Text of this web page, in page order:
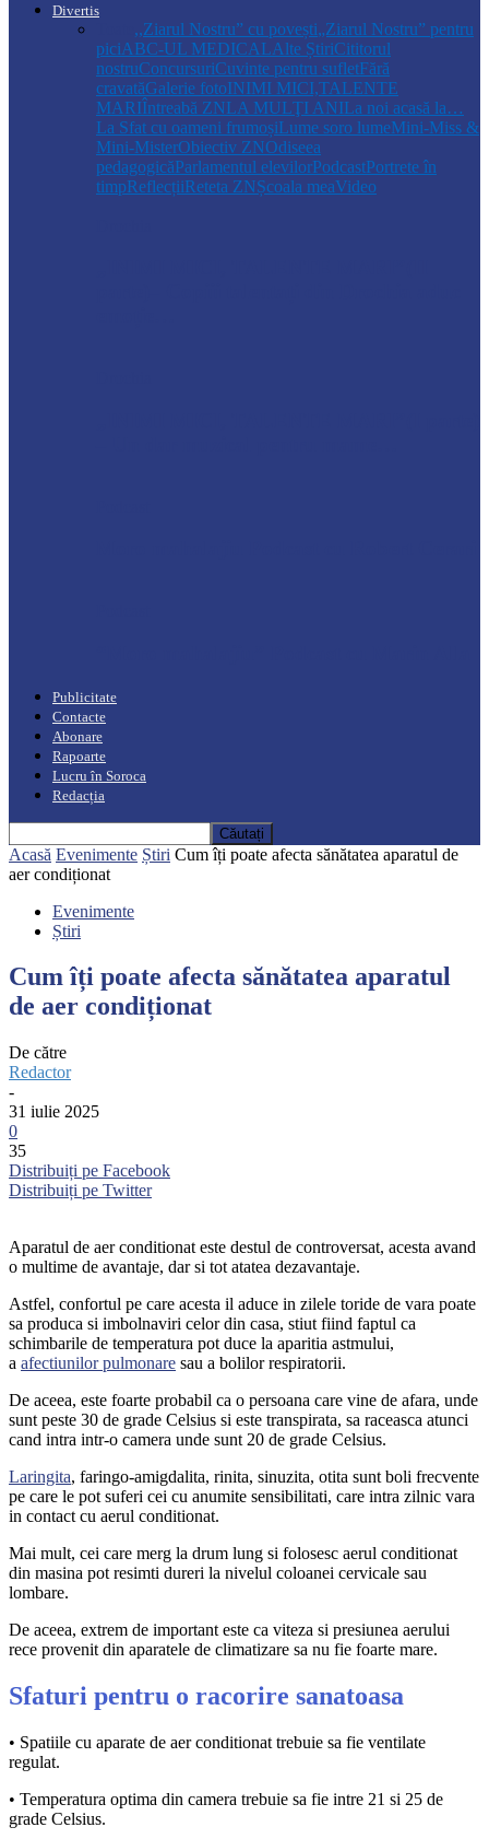
Divertis
,,Ziarul Nostru” cu povești„Ziarul Nostru” pentru
piciABC-UL MEDICALAlte ȘtiriCititorul
nostruConcursuriCuvinte pentru sufletFără
cravatăGalerie fotoINIMI MICI,TALENTE
MARIÎntreabă ZNLA MULŢI ANILa noi acasă la…
La Sfat cu oameni frumoșiLume soro lumeMini-Miss &
Mini-MisterObiectiv ZNOdiseea
pedagogicăParlamentul elevilorPodcastPortrete în
timpReflecțiiReteta ZNȘcoala meaVideo
Publicitate
Contacte
Abonare
Rapoarte
Lucru în Soroca
Redacția
Acasă Evenimente Știri Cum îți poate afecta sănătatea aparatul de
aer condiționat
Evenimente
Știri
Cum îți poate afecta sănătatea aparatul
de aer condiționat
De către
Redactor
-
31 iulie 2025
0
35
Distribuiți pe Facebook
Distribuiți pe Twitter
Aparatul de aer conditionat este destul de controversat, acesta avand
o multime de avantaje, dar si tot atatea dezavantaje.
Astfel, confortul pe care acesta il aduce in zilele toride de vara poate
sa produca si imbolnaviri celor din casa, stiut fiind faptul ca
schimbarile de temperatura pot duce la aparitia astmului,
a afectiunilor pulmonare sau a bolilor respiratorii.
De aceea, este foarte probabil ca o persoana care vine de afara, unde
sunt peste 30 de grade Celsius si este transpirata, sa raceasca atunci
cand intra intr-o camera unde sunt 20 de grade Celsius.
Laringita, faringo-amigdalita, rinita, sinuzita, otita sunt boli frecvente
pe care le pot suferi cei cu anumite sensibilitati, care intra zilnic vara
in contact cu aerul conditionat.
Mai mult, cei care merg la drum lung si folosesc aerul conditionat
din masina pot resimti dureri la nivelul coloanei cervicale sau
lombare.
De aceea, extrem de important este ca viteza si presiunea aerului
rece provenit din aparatele de climatizare sa nu fie foarte mare.
Sfaturi pentru o racorire sanatoasa
• Spatiile cu aparate de aer conditionat trebuie sa fie ventilate
regulat.
• Temperatura optima din camera trebuie sa fie intre 21 si 25 de
grade Celsius.